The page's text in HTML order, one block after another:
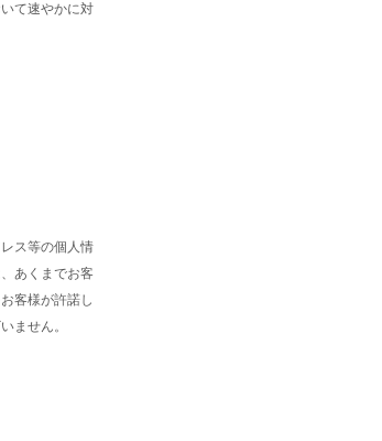
て速やかに対
ス等の個人情
あくまでお客
客様が許諾し
ません。